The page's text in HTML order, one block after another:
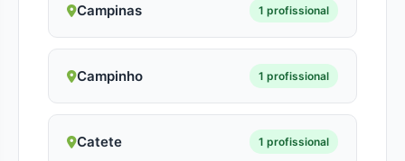
Campinas 1 profissional
Campinho 1 profissional
Catete 1 profissional